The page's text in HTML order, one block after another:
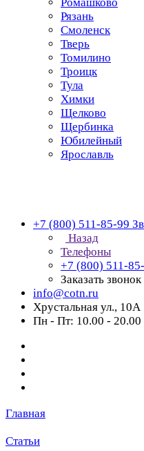
Рязань
Смоленск
Тверь
Томилино
Троицк
Тула
Химки
Щелково
Щербинка
Юбилейный
Ярославль
+7 (800) 511-85-99
Назад
Телефоны
+7 (800) 511-
Заказать звонок
info@cotn.ru
Хрустальная ул., 10А
Пн - Пт: 10.00 - 20.00
Главная
Статьи